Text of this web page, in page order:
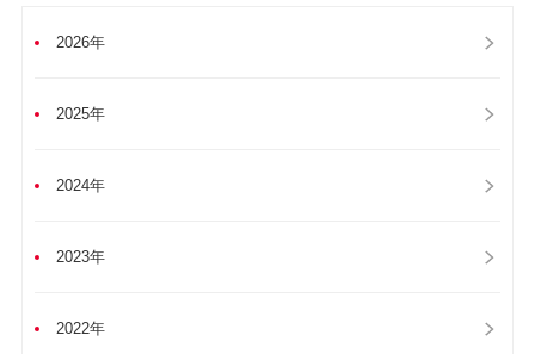
2026年
2025年
2024年
2023年
2022年